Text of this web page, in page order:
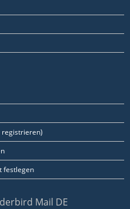
registrieren)
festlegen
Mail DE